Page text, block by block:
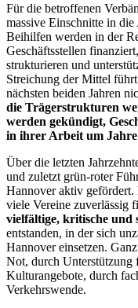
Für die betroffenen
massive Einschnitte in
Beihilfen werden in der
Geschäftsstellen
strukturieren und
Streichung der Mittel
nächsten beiden Jahren
die Trägerstrukturen
werden gekündigt,
in ihrer Arbeit um
Über die letzten
und zuletzt grün-roter
Hannover aktiv
viele Vereine zuverlässig
vielfältige, kritische und
entstanden, in der sich
Hannover einsetzen.
Not, durch Unterstützung
Kulturangebote, durch
Verkehrswende.